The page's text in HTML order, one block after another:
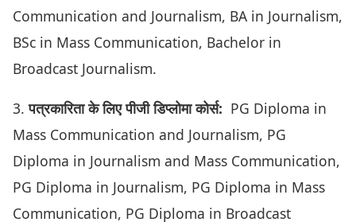
Communication and Journalism, BA in Journalism,
BSc in Mass Communication, Bachelor in
Broadcast Journalism.
3.पत्रकारिता के लिए पीजी डिप्लोमा कोर्स: PG Diploma in
Mass Communication and Journalism, PG
Diploma in Journalism and Mass Communication,
PG Diploma in Journalism, PG Diploma in Mass
Communication, PG Diploma in Broadcast